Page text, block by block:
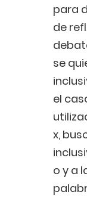
para
de
se
el
x,
o y a